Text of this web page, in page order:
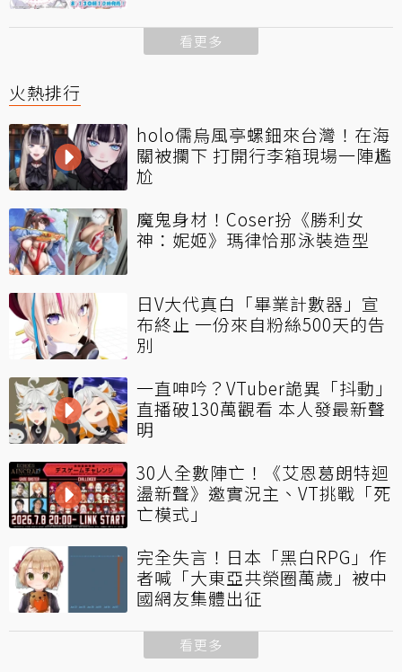
看更多
火熱排行
holo儒烏風亭螺鈿來台灣！在海
關被攔下 打開行李箱現場一陣尷
尬
魔鬼身材！Coser扮《勝利女
神：妮姬》瑪律恰那泳裝造型
日V大代真白「畢業計數器」宣
布終止 一份來自粉絲500天的告
別
一直呻吟？VTuber詭異「抖動」
直播破130萬觀看 本人發最新聲
明
30人全數陣亡！《艾恩葛朗特迴
盪新聲》邀實況主、VT挑戰「死
亡模式」
完全失言！日本「黑白RPG」作
者喊「大東亞共榮圈萬歲」被中
國網友集體出征
看更多